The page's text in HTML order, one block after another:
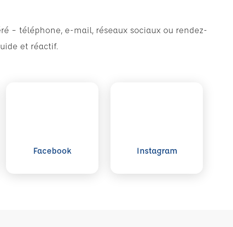
– téléphone, e-mail, réseaux sociaux ou rendez-
et réactif.
Facebook Instagram